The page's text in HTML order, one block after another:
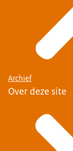
Archief
Over deze site